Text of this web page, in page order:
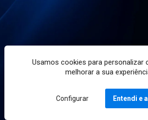
Usamos cookies para personalizar
melhorar a sua
Configurar Entendi e